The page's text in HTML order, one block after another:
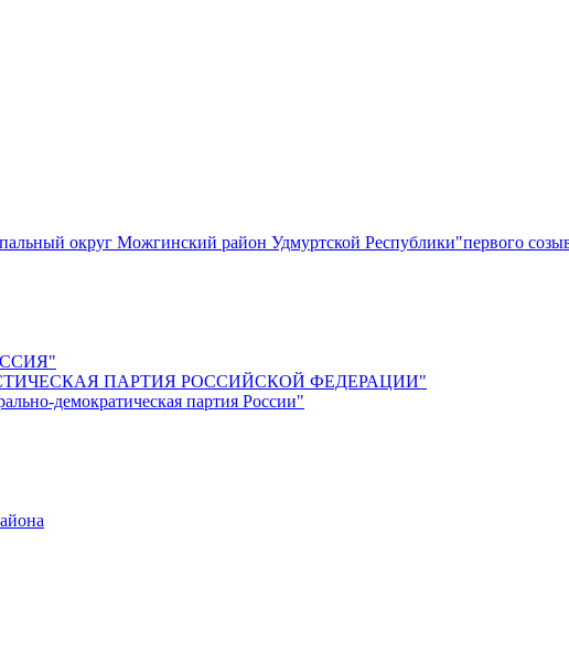
округ Можгинский район Удмуртской Республики"первого
ПАРТИЯ РОССИЙСКОЙ ФЕДЕРАЦИИ"
демократическая партия России"